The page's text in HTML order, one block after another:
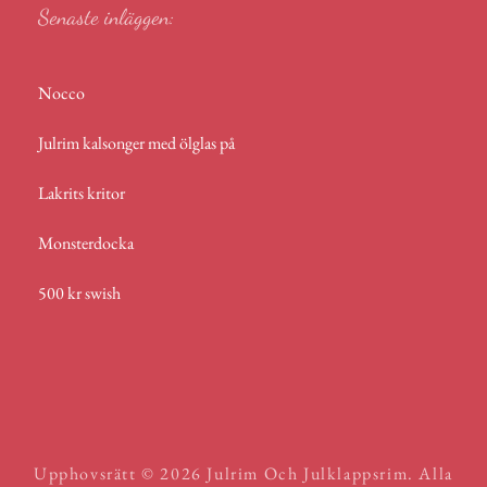
Senaste inläggen:
Nocco
Julrim kalsonger med ölglas på
Lakrits kritor
Monsterdocka
500 kr swish
Upphovsrätt © 2026 Julrim Och Julklappsrim. Alla